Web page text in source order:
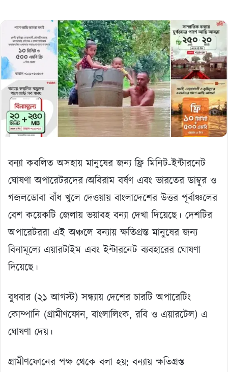
বন্যা কবলিত অসহায় মানুষের জন্য ফ্রি মিনিট-ইন্টারনেট
ঘোষণা অপারেটরদের।অবিরাম বর্ষণ এবং ভারতের ডাম্বুর ও
গজলডোবা বাঁধ খুলে দেওয়ায় বাংলাদেশের উত্তর-পূর্বাঞ্চলের
বেশ কয়েকটি জেলায় ভয়াবহ বন্যা দেখা দিয়েছে। দেশটির
অপারেটররা এই অঞ্চলে বন্যায় ক্ষতিগ্রস্ত মানুষের জন্য
বিনামূল্যে এয়ারটাইম এবং ইন্টারনেট ব্যবহারের ঘোষণা
দিয়েছে।
বুধবার (২১ আগস্ট) সন্ধ্যায় দেশের চারটি অপারেটিং
কোম্পানি (গ্রামীণফোন, বাংলালিংক, রবি ও এয়ারটেল) এ
ঘোষণা দেয়।
গ্রামীণফোনের পক্ষ থেকে বলা হয়: বন্যায় ক্ষতিগ্রস্ত